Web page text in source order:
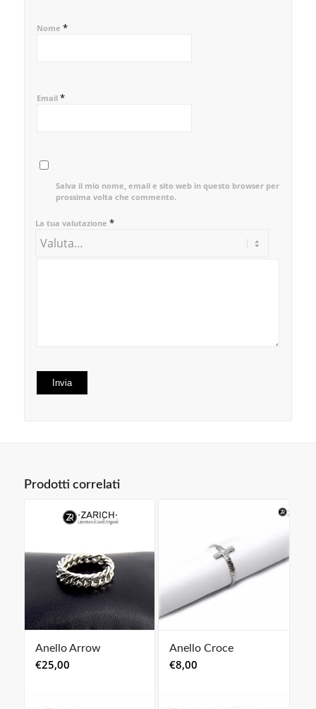
Nome *
Email *
Salva il mio nome, email e sito web in questo browser per la
prossima volta che commento.
La tua valutazione *
Prodotti correlati
Anello Arrow
€25,00
Anello Croce
€8,00